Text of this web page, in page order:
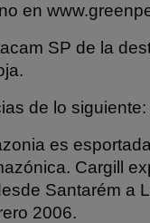
en
SP de la
de lo siguiente:
es
Cargill
Santarém a
2006.